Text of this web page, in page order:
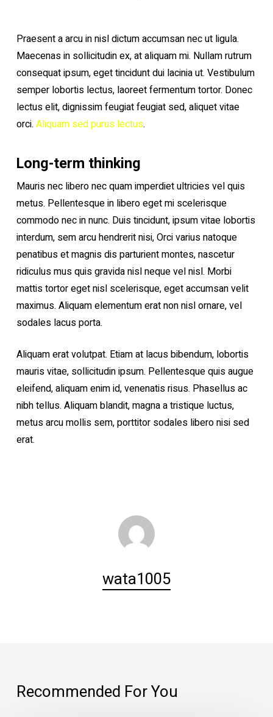
Praesent a arcu in nisl dictum accumsan nec ut ligula.
Maecenas in sollicitudin ex, at aliquam mi. Nullam rutrum
consequat ipsum, eget tincidunt dui lacinia ut. Vestibulum
semper lobortis lectus, laoreet fermentum tortor. Donec
lectus elit, dignissim feugiat feugiat sed, aliquet vitae
orci. Aliquam sed purus lectus.
Long-term thinking
Mauris nec libero nec quam imperdiet ultricies vel quis
metus. Pellentesque in libero eget mi scelerisque
commodo nec in nunc. Duis tincidunt, ipsum vitae lobortis
interdum, sem arcu hendrerit nisi, Orci varius natoque
penatibus et magnis dis parturient montes, nascetur
ridiculus mus quis gravida nisl neque vel nisl. Morbi
mattis tortor eget nisl scelerisque, eget accumsan velit
maximus. Aliquam elementum erat non nisl ornare, vel
sodales lacus porta.
Aliquam erat volutpat. Etiam at lacus bibendum, lobortis
mauris vitae, sollicitudin ipsum. Pellentesque quis augue
eleifend, aliquam enim id, venenatis risus. Phasellus ac
nibh tellus. Aliquam blandit, magna a tristique luctus,
metus arcu mollis sem, porttitor sodales libero nisi sed
erat.
wata1005
Recommended For You